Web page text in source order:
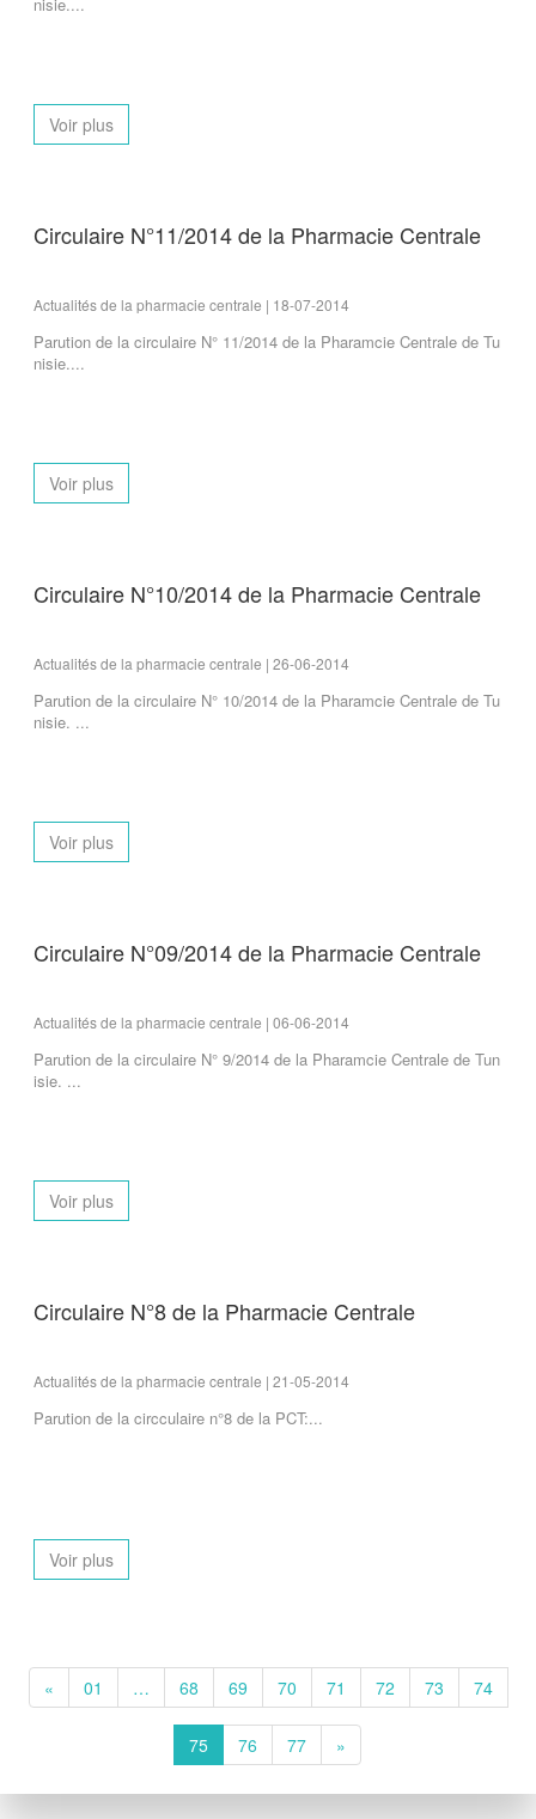
Voir plus
Circulaire N°11/2014 de la Pharmacie Centrale
Actualités de la pharmacie centrale | 18-07-2014
Parution de la circulaire N° 11/2014 de la Pharamcie Centrale de Tu
nisie....
Voir plus
Circulaire N°10/2014 de la Pharmacie Centrale
Actualités de la pharmacie centrale | 26-06-2014
Parution de la circulaire N° 10/2014 de la Pharamcie Centrale de Tu
nisie. ...
Voir plus
Circulaire N°09/2014 de la Pharmacie Centrale
Actualités de la pharmacie centrale | 06-06-2014
Parution de la circulaire N° 9/2014 de la Pharamcie Centrale de Tun
isie. ...
Voir plus
Circulaire N°8 de la Pharmacie Centrale
Actualités de la pharmacie centrale | 21-05-2014
Parution de la circculaire n°8 de la PCT:...
Voir plus
« 01 … 68 69 70 71 72 73 74
75 76 77 »